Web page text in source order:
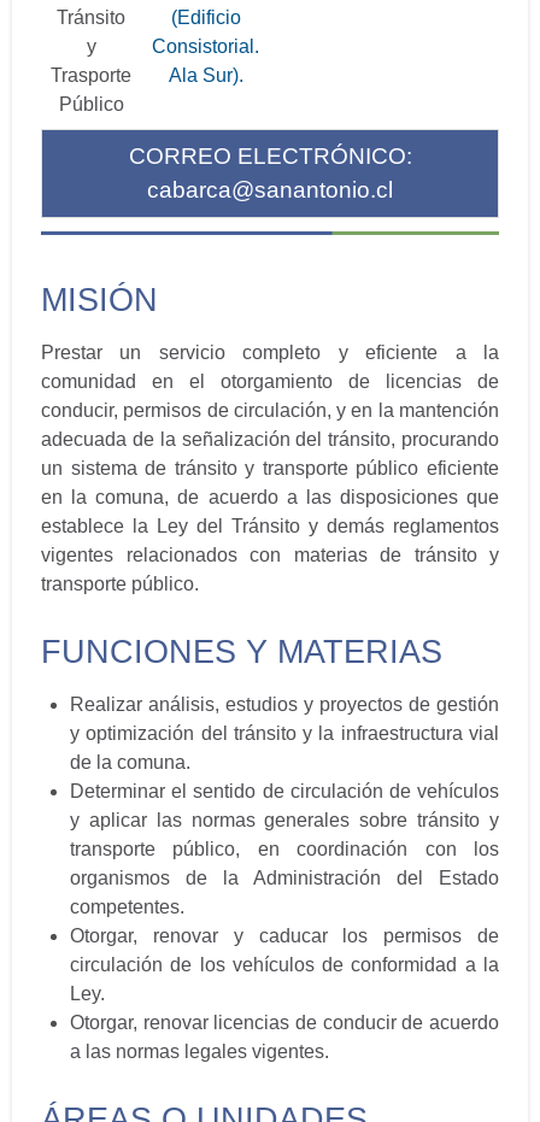
Tránsito
y
Trasporte
Público
(Edificio
Consistorial.
Ala Sur).
CORREO ELECTRÓNICO:
cabarca@sanantonio.cl
MISIÓN
Prestar un servicio completo y eficiente a la
comunidad en el otorgamiento de licencias de
conducir, permisos de circulación, y en la mantención
adecuada de la señalización del tránsito, procurando
un sistema de tránsito y transporte público eficiente
en la comuna, de acuerdo a las disposiciones que
establece la Ley del Tránsito y demás reglamentos
vigentes relacionados con materias de tránsito y
transporte público.
FUNCIONES Y MATERIAS
Realizar análisis, estudios y proyectos de gestión
y optimización del tránsito y la infraestructura vial
de la comuna.
Determinar el sentido de circulación de vehículos
y aplicar las normas generales sobre tránsito y
transporte público, en coordinación con los
organismos de la Administración del Estado
competentes.
Otorgar, renovar y caducar los permisos de
circulación de los vehículos de conformidad a la
Ley.
Otorgar, renovar licencias de conducir de acuerdo
a las normas legales vigentes.